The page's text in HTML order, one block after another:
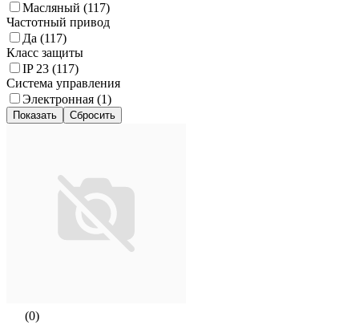
Масляный (117)
Частотный привод
Да (117)
Класс защиты
IP 23 (117)
Система управления
Электронная (1)
(0)